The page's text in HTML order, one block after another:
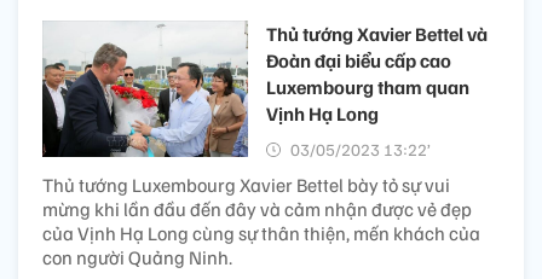
Thủ tướng Xavier Bettel và
Đoàn đại biểu cấp cao
Luxembourg tham quan
Vịnh Hạ Long
03/05/2023 13:22’
Thủ tướng Luxembourg Xavier Bettel bày tỏ sự vui
mừng khi lần đầu đến đây và cảm nhận được vẻ đẹp
của Vịnh Hạ Long cùng sự thân thiện, mến khách của
con người Quảng Ninh.